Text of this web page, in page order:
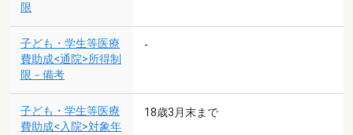
限
子ども・学生等医療
費助成<通院>所得制
限－備考
-
子ども・学生等医療
費助成<入院>対象年
18歳3月末まで